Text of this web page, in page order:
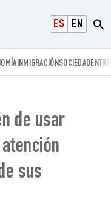
ESPAÑOLENGLISH
INMIGRACIÓNSOCIEDAD
de usar
sus